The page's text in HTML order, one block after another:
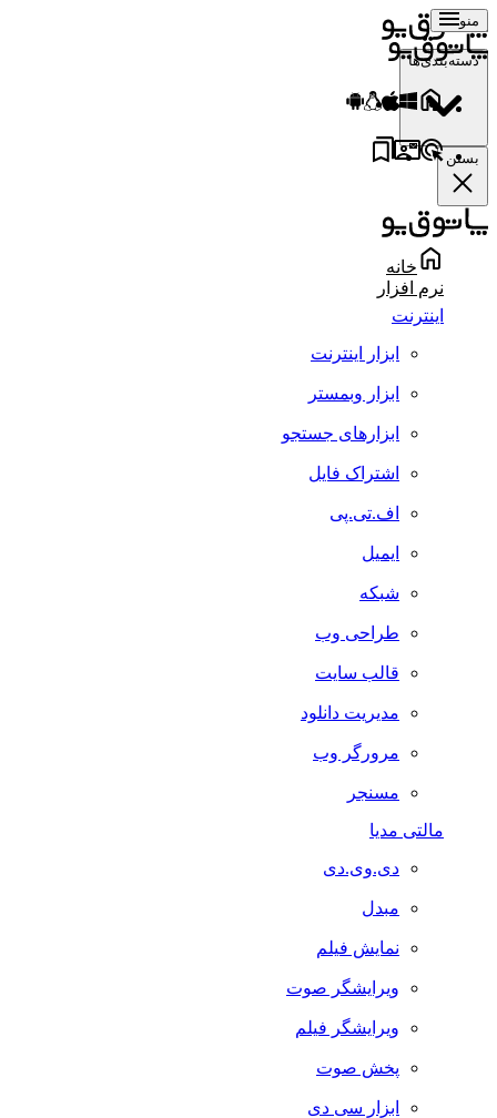
منو
دسته‌بندی‌ها
بستن
خانه
نرم افزار
اینترنت
ابزار اینترنت
ابزار وبمستر
ابزارهای جستجو
اشتراک فایل
اف.تی.پی
ایمیل
شبکه
طراحی وب
قالب سایت
مدیریت دانلود
مرورگر وب
مسنجر
مالتی مدیا
دی.وی.دی
مبدل
نمایش فیلم
ویرایشگر صوت
ویرایشگر فیلم
پخش صوت
ابزار سی دی